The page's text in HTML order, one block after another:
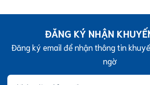
ĐĂNG KÝ NHẬN
Đăng ký email để nhận thông tin
ngờ